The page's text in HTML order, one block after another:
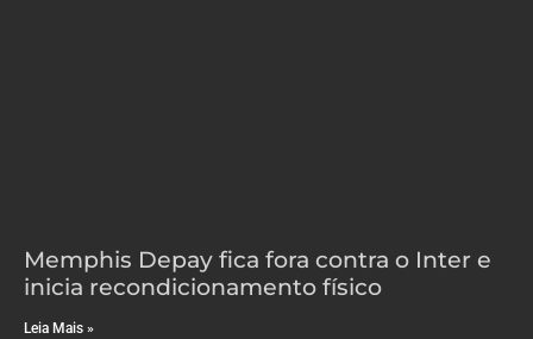
Memphis Depay fica fora contra o Inter e
inicia recondicionamento físico
Leia Mais »